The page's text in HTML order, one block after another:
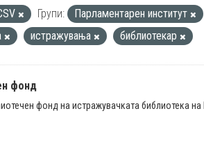
Групи: Парламентарен институт
истражувања библиотекар
фонд
фонд на истражувачката библиотека